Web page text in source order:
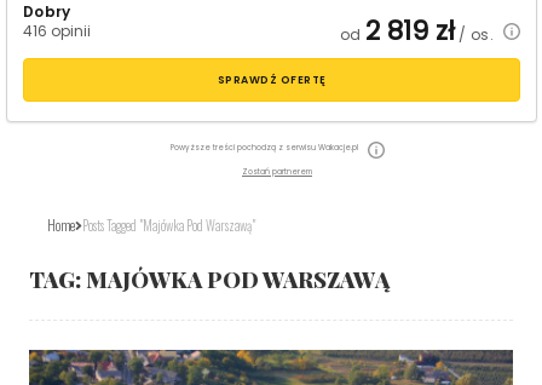
Dobry
416 opinii
od 2 819 zł/ os.
SPRAWDŹ OFERTĘ
Powyższe treści pochodzą z serwisu Wakacje.pl
Zostań partnerem
Home Posts Tagged "majówka Pod Warszawą"
TAG: MAJÓWKA POD WARSZAWĄ